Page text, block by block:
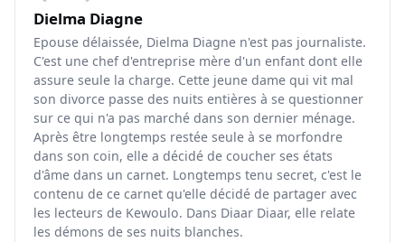
Dielma Diagne
Epouse délaissée, Dielma Diagne n'est pas journaliste.
C'est une chef d'entreprise mère d'un enfant dont elle
assure seule la charge. Cette jeune dame qui vit mal
son divorce passe des nuits entières à se questionner
sur ce qui n'a pas marché dans son dernier ménage.
Après être longtemps restée seule à se morfondre
dans son coin, elle a décidé de coucher ses états
d'âme dans un carnet. Longtemps tenu secret, c'est le
contenu de ce carnet qu'elle décidé de partager avec
les lecteurs de Kewoulo. Dans Diaar Diaar, elle relate
les démons de ses nuits blanches.